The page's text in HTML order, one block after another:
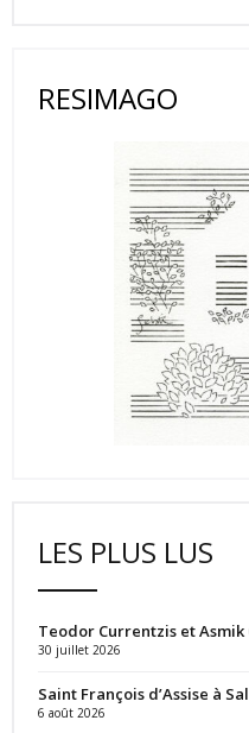
RESIMAGO
LES PLUS LUS
Teodor Currentzis et
30 juillet 2026
Saint François d’Assise à
6 août 2026